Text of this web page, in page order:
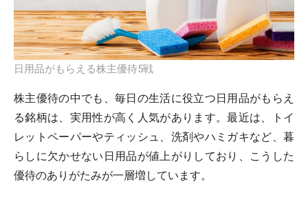
日用品がもらえる株主優待5戦
株主優待の中でも、毎日の生活に役立つ日用品がもらえ
る銘柄は、実用性が高く人気があります。最近は、トイ
レットペーパーやティッシュ、洗剤やハミガキなど、暮
らしに欠かせない日用品が値上がりしており、こうした
優待のありがたみが一層増しています。